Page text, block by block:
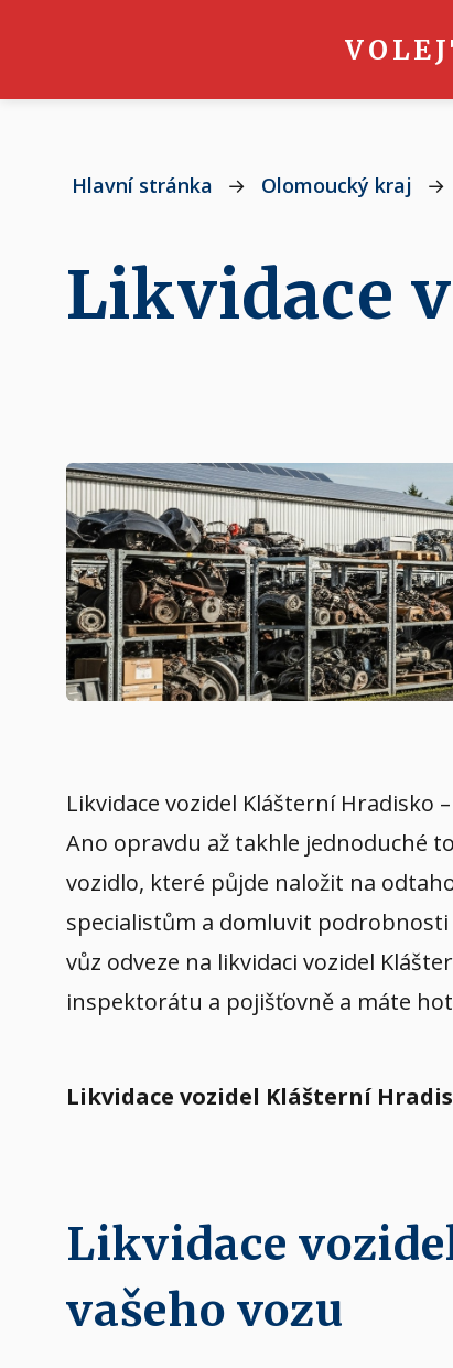
Hlavní stránka → Olomoucký kraj →
Likvidace
Likvidace vozidel Klášterní Hradisko
Ano opravdu až takhle jednoduché
vozidlo, které půjde naložit na
specialistům a domluvit
vůz odveze na likvidaci vozidel
inspektorátu a pojišťovně a máte
Likvidace vozidel Klášterní
Likvidace
vašeho vozu